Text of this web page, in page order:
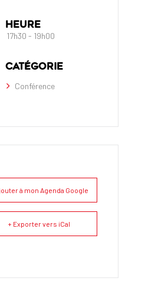
HEURE
17h30 - 19h00
CATÉGORIE
Conférence
à mon Agenda Google
+ Exporter vers iCal